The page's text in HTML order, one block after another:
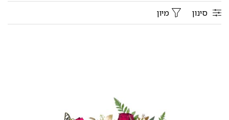
סינון מיון